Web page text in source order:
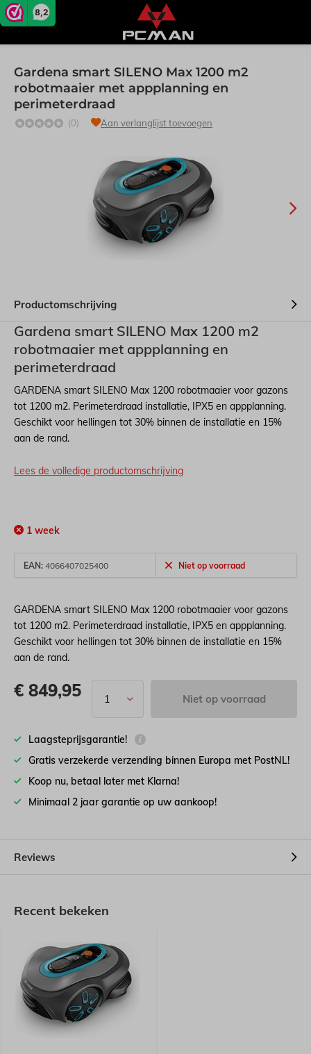
8,2
Gardena smart SILENO Max 1200 m2
robotmaaier met appplanning en
perimeterdraad
(0) Aan verlanglijst toevoegen
Productomschrijving
Gardena smart SILENO Max 1200 m2
robotmaaier met appplanning en
perimeterdraad
GARDENA smart SILENO Max 1200 robotmaaier voor gazons
tot 1200 m2. Perimeterdraad installatie, IPX5 en appplanning.
Geschikt voor hellingen tot 30% binnen de installatie en 15%
aan de rand.
Lees de volledige productomschrijving
1 week
EAN: 4066407025400 Niet op voorraad
GARDENA smart SILENO Max 1200 robotmaaier voor gazons
tot 1200 m2. Perimeterdraad installatie, IPX5 en appplanning.
Geschikt voor hellingen tot 30% binnen de installatie en 15%
aan de rand.
€ 849,95 Niet op voorraad
Laagsteprijsgarantie!
Gratis verzekerde verzending binnen Europa met PostNL!
Koop nu, betaal later met Klarna!
Minimaal 2 jaar garantie op uw aankoop!
Reviews
Recent bekeken